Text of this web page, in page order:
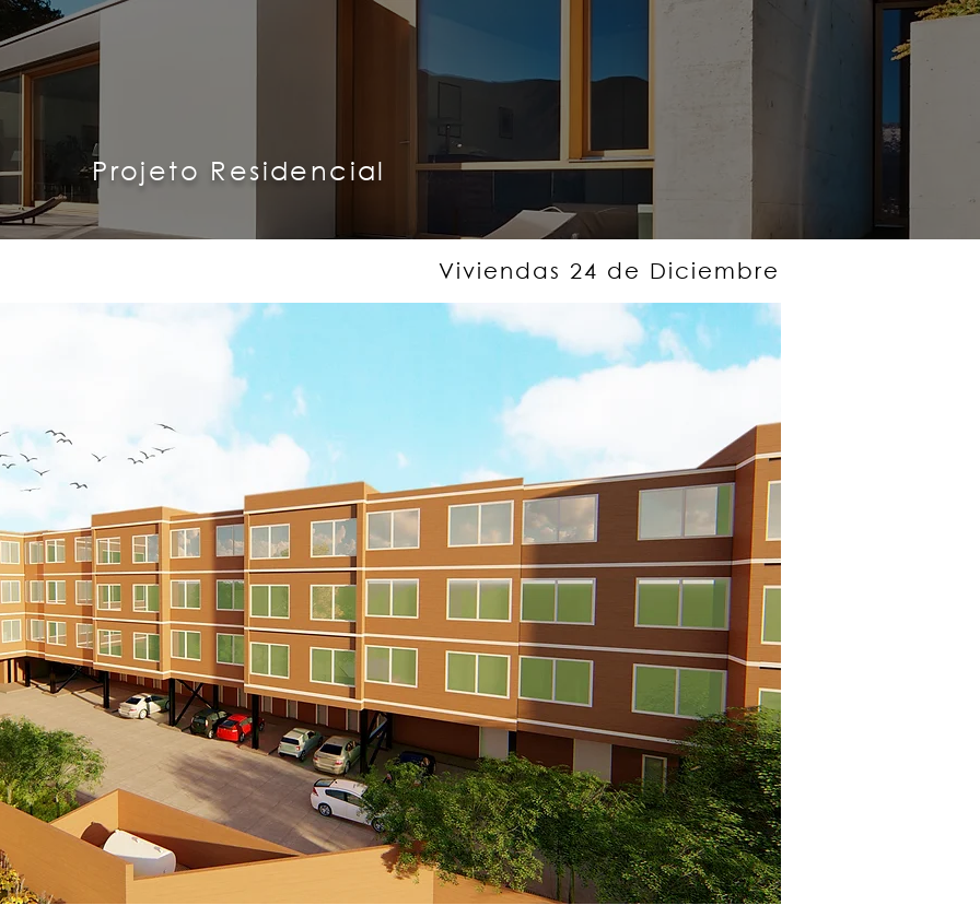
Projeto Residencial
Urbano
Viviendas 24 de Diciembre